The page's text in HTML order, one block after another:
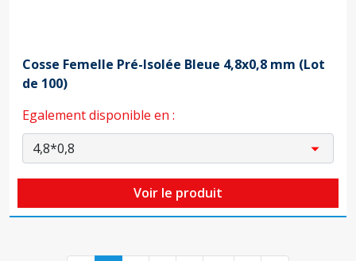
Cosse Femelle Pré-Isolée Bleue 4,8x0,8 mm (Lot
de 100)
Egalement disponible en :
Voir le produit